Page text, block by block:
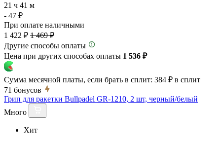
21 ч 41 м
- 47 ₽
При оплате наличными
1 422 ₽ 1 469 ₽
Другие способы оплаты
Цена при других способах оплаты 1 536 ₽
Сумма месячной платы, если брать в сплит: 384 ₽ в сплит
71 бонусов
Грип для ракетки Bullpadel GR-1210, 2 шт, черный/белый
Много
Хит